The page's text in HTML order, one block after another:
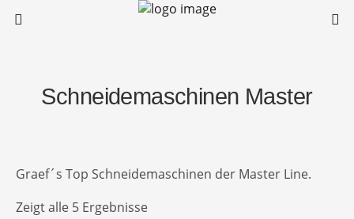
Schneidemaschinen Master
Graef´s Top Schneidemaschinen der Master Line.
Zeigt alle 5 Ergebnisse